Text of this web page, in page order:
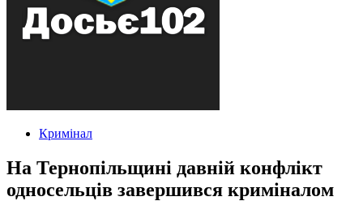
Кримінал
На Тернопільщині давній конфлікт
односельців завершився криміналом